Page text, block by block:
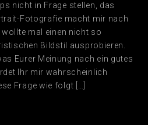
nicht in Frage stellen, das
Fotografie macht mir nach
mal einen nicht so
Bildstil ausprobieren.
Eurer Meinung nach ein gutes
Ihr mir wahrscheinlich
Frage wie folgt […]